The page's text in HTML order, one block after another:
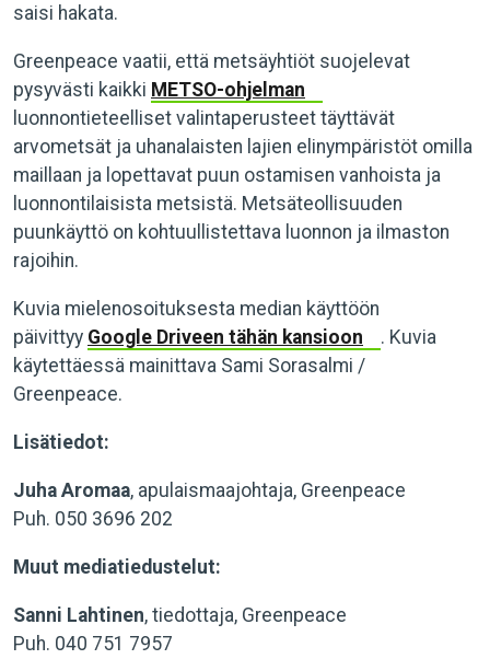
saisi hakata.
Greenpeace vaatii, että metsäyhtiöt suojelevat
pysyvästi kaikki METSO-ohjelman
luonnontieteelliset valintaperusteet täyttävät
arvometsät ja uhanalaisten lajien elinympäristöt omilla
maillaan ja lopettavat puun ostamisen vanhoista ja
luonnontilaisista metsistä. Metsäteollisuuden
puunkäyttö on kohtuullistettava luonnon ja ilmaston
rajoihin.
Kuvia mielenosoituksesta median käyttöön
päivittyy Google Driveen tähän kansioon
. Kuvia
käytettäessä mainittava Sami Sorasalmi /
Greenpeace.
Lisätiedot:
Juha Aromaa, apulaismaajohtaja, Greenpeace
Puh. 050 3696 202
Muut mediatiedustelut:
Sanni Lahtinen, tiedottaja, Greenpeace
Puh. 040 751 7957